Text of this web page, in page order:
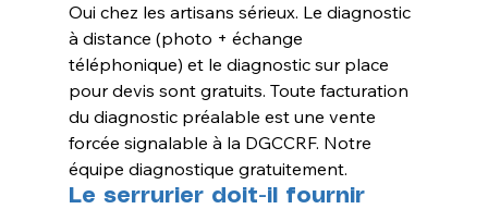
Oui chez les artisans sérieux. Le diagnostic
à distance (photo + échange
téléphonique) et le diagnostic sur place
pour devis sont gratuits. Toute facturation
du diagnostic préalable est une vente
forcée signalable à la DGCCRF. Notre
équipe diagnostique gratuitement.
Le serrurier doit-il fournir